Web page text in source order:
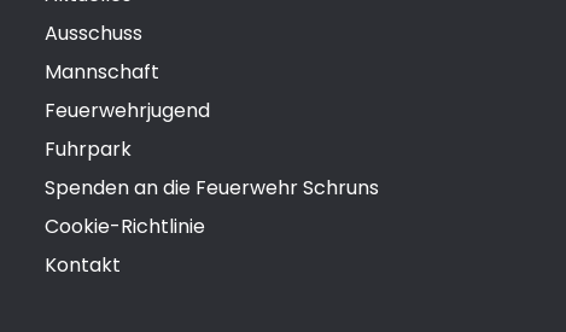
Ausschuss
Mannschaft
Feuerwehrjugend
Fuhrpark
Spenden an die Feuerwehr Schruns
Cookie-Richtlinie
Kontakt